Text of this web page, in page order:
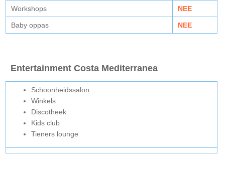
Workshops NEE
Baby oppas NEE
Entertainment Costa Mediterranea
Schoonheidssalon
Winkels
Discotheek
Kids club
Tieners lounge